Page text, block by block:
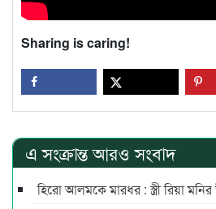
Sharing is caring!
এ সংক্রান্ত আরও সংবাদ
হিরো আলমকে মারধর : স্ত্রী রিয়া